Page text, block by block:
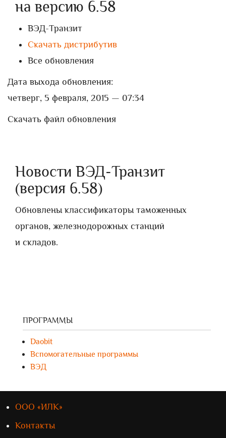
на версию 6.58
ВЭД-Транзит
Скачать дистрибутив
Все обновления
Дата выхода обновления:
четверг, 5 февраля, 2015 — 07:34
Скачать файл обновления
Новости ВЭД-Транзит
(версия 6.58)
Обновлены классификаторы таможенных
органов, железнодорожных станций
и складов.
ПРОГРАММЫ
Daobit
Вспомогательные программы
ВЭД
ООО «ИЛК»
Контакты